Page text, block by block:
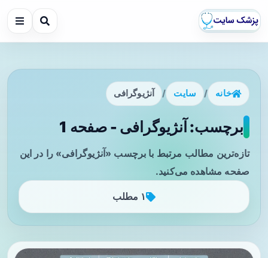
خانه / سایت / آنژیوگرافی
برچسب: آنژیوگرافی - صفحه 1
تازه‌ترین مطالب مرتبط با برچسب «آنژیوگرافی» را در این
صفحه مشاهده می‌کنید.
۱ مطلب